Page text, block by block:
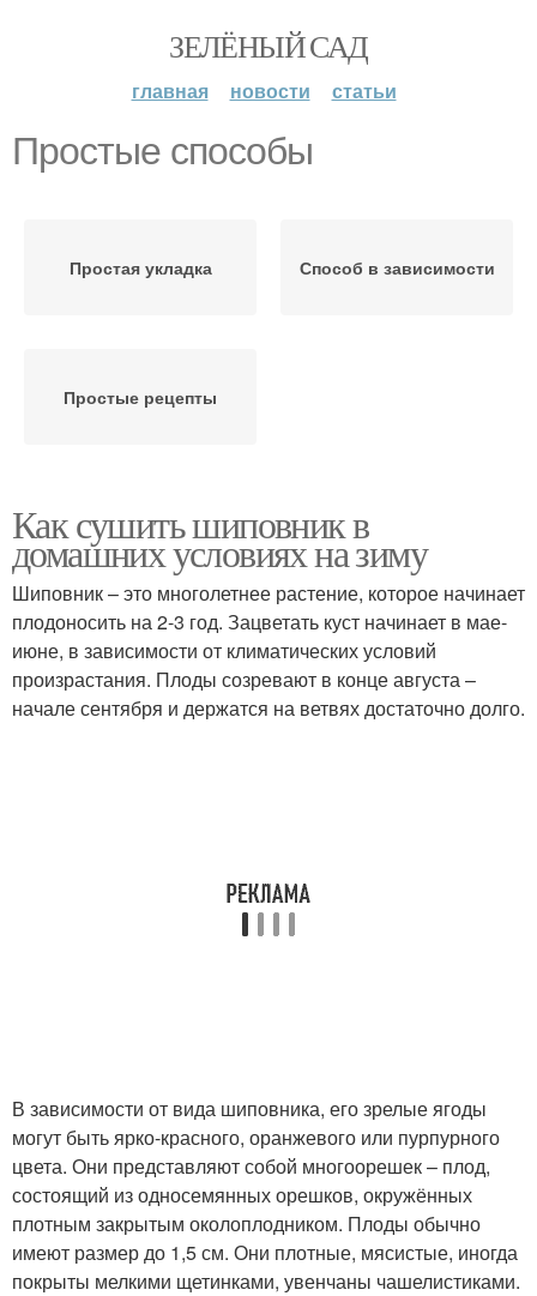
ЗЕЛЁНЫЙ САД
главная новости статьи
Простые способы
Простая укладка Способ в зависимости
Простые рецепты
Как сушить шиповник в
домашних условиях на зиму
Шиповник – это многолетнее растение, которое начинает
плодоносить на 2-3 год. Зацветать куст начинает в мае-
июне, в зависимости от климатических условий
произрастания. Плоды созревают в конце августа –
начале сентября и держатся на ветвях достаточно долго.
В зависимости от вида шиповника, его зрелые ягоды
могут быть ярко-красного, оранжевого или пурпурного
цвета. Они представляют собой многоорешек – плод,
состоящий из односемянных орешков, окружённых
плотным закрытым околоплодником. Плоды обычно
имеют размер до 1,5 см. Они плотные, мясистые, иногда
покрыты мелкими щетинками, увенчаны чашелистиками.